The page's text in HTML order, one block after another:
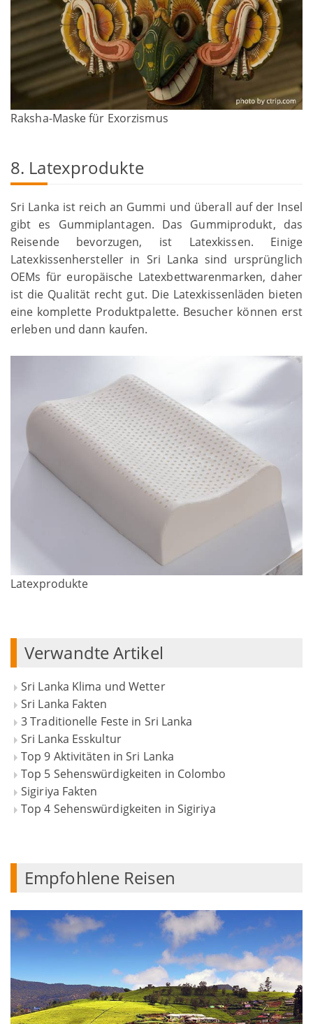
Raksha-Maske für Exorzismus
8. Latexprodukte
Sri Lanka ist reich an Gummi und überall auf der Insel
gibt es Gummiplantagen. Das Gummiprodukt, das
Reisende bevorzugen, ist Latexkissen. Einige
Latexkissenhersteller in Sri Lanka sind ursprünglich
OEMs für europäische Latexbettwarenmarken, daher
ist die Qualität recht gut. Die Latexkissenläden bieten
eine komplette Produktpalette. Besucher können erst
erleben und dann kaufen.
Latexprodukte
Verwandte Artikel
Sri Lanka Klima und Wetter
Sri Lanka Fakten
3 Traditionelle Feste in Sri Lanka
Sri Lanka Esskultur
Top 9 Aktivitäten in Sri Lanka
Top 5 Sehenswürdigkeiten in Colombo
Sigiriya Fakten
Top 4 Sehenswürdigkeiten in Sigiriya
Empfohlene Reisen